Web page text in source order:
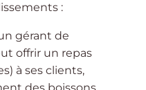
:
gérant de
offrir un repas
à ses clients,